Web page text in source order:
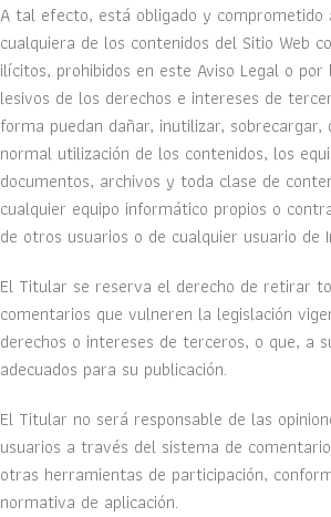
A tal efecto, está obligado y comprometido
cualquiera de los contenidos del Sitio Web
ilícitos, prohibidos en este Aviso Legal o
lesivos de los derechos e intereses de
forma puedan dañar, inutilizar,
normal utilización de los contenidos, los
documentos, archivos y toda clase de
cualquier equipo informático propios o
de otros usuarios o de cualquier usuario de
El Titular se reserva el derecho de retirar
comentarios que vulneren la legislación
derechos o intereses de terceros, o que, a
adecuados para su publicación.
El Titular no será responsable de las
usuarios a través del sistema de
otras herramientas de participación,
normativa de aplicación.